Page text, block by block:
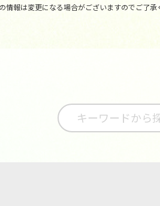
報は変更になる場合がございますのでご了承